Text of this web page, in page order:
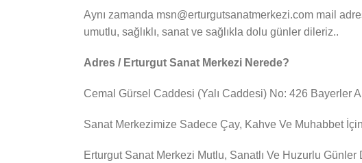
Aynı zamanda msn@erturgutsanatmerkezi.com mail
umutlu, sağlıklı, sanat ve sağlıkla dolu günler dileriz..
Adres / Erturgut Sanat Merkezi Nerede?
Cemal Gürsel Caddesi (Yalı Caddesi) No: 426 Bayerler
Sanat Merkezimize Sadece Çay, Kahve Ve Muhabbet
Erturgut Sanat Merkezi Mutlu, Sanatlı Ve Huzurlu Günler